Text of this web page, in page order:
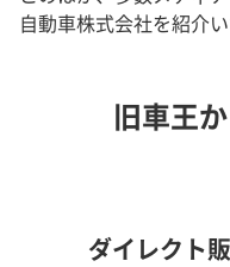
自動車株式会社を紹介
旧車王
ダイレクト